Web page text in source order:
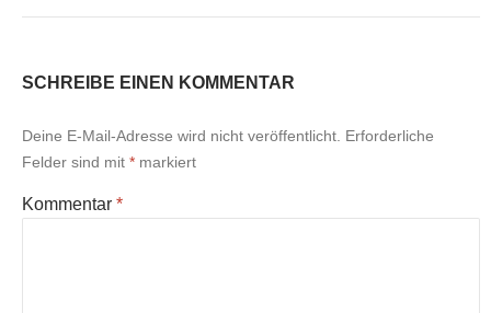
SCHREIBE EINEN KOMMENTAR
Deine E-Mail-Adresse wird nicht veröffentlicht. Erforderliche
Felder sind mit * markiert
Kommentar *